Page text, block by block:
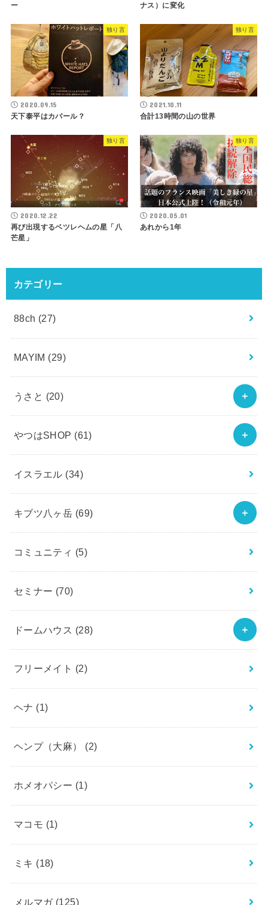
ー ナス）に変化
独り言
2020.09.15
天下泰平はカバール？
独り言
2021.10.11
合計13時間の山の世界
独り言
2020.12.22
再び出現するベツレヘムの星「八
芒星」
独り言
2020.05.01
あれから1年
カテゴリー
88ch (27)
MAYIM (29)
うさと (20)
やつはSHOP (61)
イスラエル (34)
キブツ八ヶ岳 (69)
コミュニティ (5)
セミナー (70)
ドームハウス (28)
フリーメイト (2)
ヘナ (1)
ヘンプ（大麻） (2)
ホメオパシー (1)
マコモ (1)
ミキ (18)
メルマガ (125)